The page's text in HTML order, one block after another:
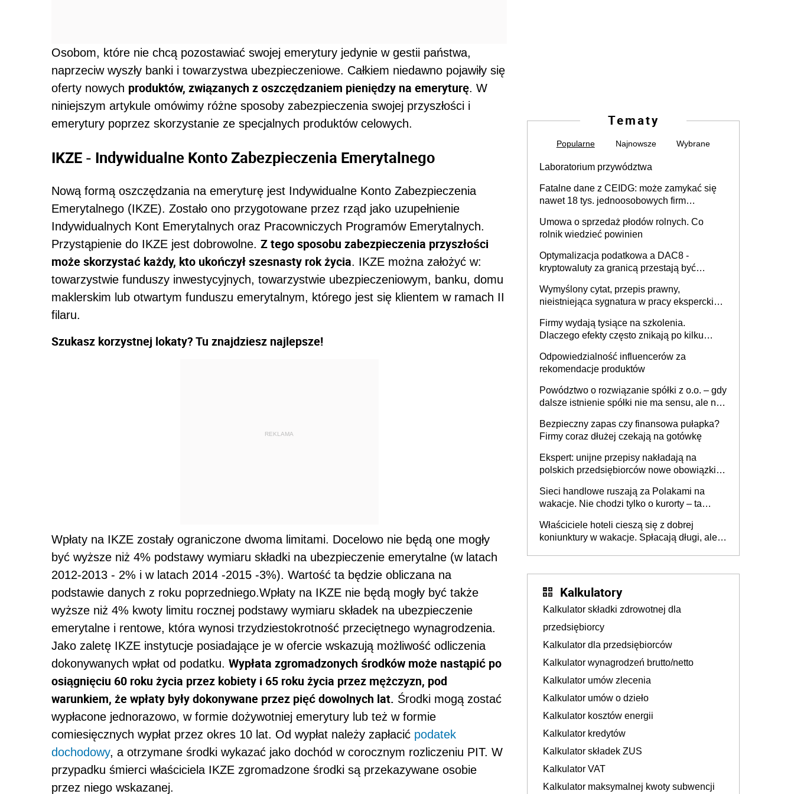
Osobom, które nie chcą pozostawiać swojej emerytury jedynie w gestii państwa,
naprzeciw wyszły banki i towarzystwa ubezpieczeniowe. Całkiem niedawno pojawiły się
oferty nowych produktów, związanych z oszczędzaniem pieniędzy na emeryturę. W
niniejszym artykule omówimy różne sposoby zabezpieczenia swojej przyszłości i
emerytury poprzez skorzystanie ze specjalnych produktów celowych.
IKZE - Indywidualne Konto Zabezpieczenia Emerytalnego
Nową formą oszczędzania na emeryturę jest Indywidualne Konto Zabezpieczenia
Emerytalnego (IKZE). Zostało ono przygotowane przez rząd jako uzupełnienie
Indywidualnych Kont Emerytalnych oraz Pracowniczych Programów Emerytalnych.
Przystąpienie do IKZE jest dobrowolne. Z tego sposobu zabezpieczenia przyszłości
może skorzystać każdy, kto ukończył szesnasty rok życia. IKZE można założyć w:
towarzystwie funduszy inwestycyjnych, towarzystwie ubezpieczeniowym, banku, domu
maklerskim lub otwartym funduszu emerytalnym, którego jest się klientem w ramach II
filaru.
Szukasz korzystnej lokaty? Tu znajdziesz najlepsze!
REKLAMA
Wpłaty na IKZE zostały ograniczone dwoma limitami. Docelowo nie będą one mogły
być wyższe niż 4% podstawy wymiaru składki na ubezpieczenie emerytalne (w latach
2012-2013 - 2% i w latach 2014 -2015 -3%). Wartość ta będzie obliczana na
podstawie danych z roku poprzedniego.Wpłaty na IKZE nie będą mogły być także
wyższe niż 4% kwoty limitu rocznej podstawy wymiaru składek na ubezpieczenie
emerytalne i rentowe, która wynosi trzydziestokrotność przeciętnego wynagrodzenia.
Jako zaletę IKZE instytucje posiadające je w ofercie wskazują możliwość odliczenia
dokonywanych wpłat od podatku. Wypłata zgromadzonych środków może nastąpić po
osiągnięciu 60 roku życia przez kobiety i 65 roku życia przez mężczyzn, pod
warunkiem, że wpłaty były dokonywane przez pięć dowolnych lat. Środki mogą zostać
wypłacone jednorazowo, w formie dożywotniej emerytury lub też w formie
comiesięcznych wypłat przez okres 10 lat. Od wypłat należy zapłacić podatek
dochodowy, a otrzymane środki wykazać jako dochód w corocznym rozliczeniu PIT. W
przypadku śmierci właściciela IKZE zgromadzone środki są przekazywane osobie
przez niego wskazanej.
Tematy
Popularne Najnowsze Wybrane
Laboratorium przywództwa
Fatalne dane z CEIDG: może zamykać się
nawet 18 tys. jednoosobowych firm
Umowa o sprzedaż płodów rolnych. Co
rolnik wiedzieć powinien
Optymalizacja podatkowa a DAC8 -
kryptowaluty za granicą przestają być
Wymyślony cytat, przepis prawny,
nieistniejąca sygnatura w pracy eksperckiej -
firmie
Firmy wydają tysiące na szkolenia.
Dlaczego efekty często znikają po kilku
Odpowiedzialność influencerów za
rekomendacje produktów
Powództwo o rozwiązanie spółki z o.o. – gdy
dalsze istnienie spółki nie ma sensu, ale nie
Bezpieczny zapas czy finansowa pułapka?
Firmy coraz dłużej czekają na gotówkę
Ekspert: unijne przepisy nakładają na
polskich przedsiębiorców nowe obowiązki w
Sieci handlowe ruszają za Polakami na
wakacje. Nie chodzi tylko o kurorty – ta
tam, gdzie wielu spędzi urlop po cichu
Właściciele hoteli cieszą się z dobrej
koniunktury w wakacje. Spłacają długi, ale
Kalkulatory
Kalkulator składki zdrowotnej dla
przedsiębiorcy
Kalkulator dla przedsiębiorców
Kalkulator wynagrodzeń brutto/netto
Kalkulator umów zlecenia
Kalkulator umów o dzieło
Kalkulator kosztów energii
Kalkulator kredytów
Kalkulator składek ZUS
Kalkulator VAT
Kalkulator maksymalnej kwoty subwencji